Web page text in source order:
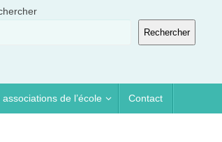
Rechercher
associations de l’école Contact